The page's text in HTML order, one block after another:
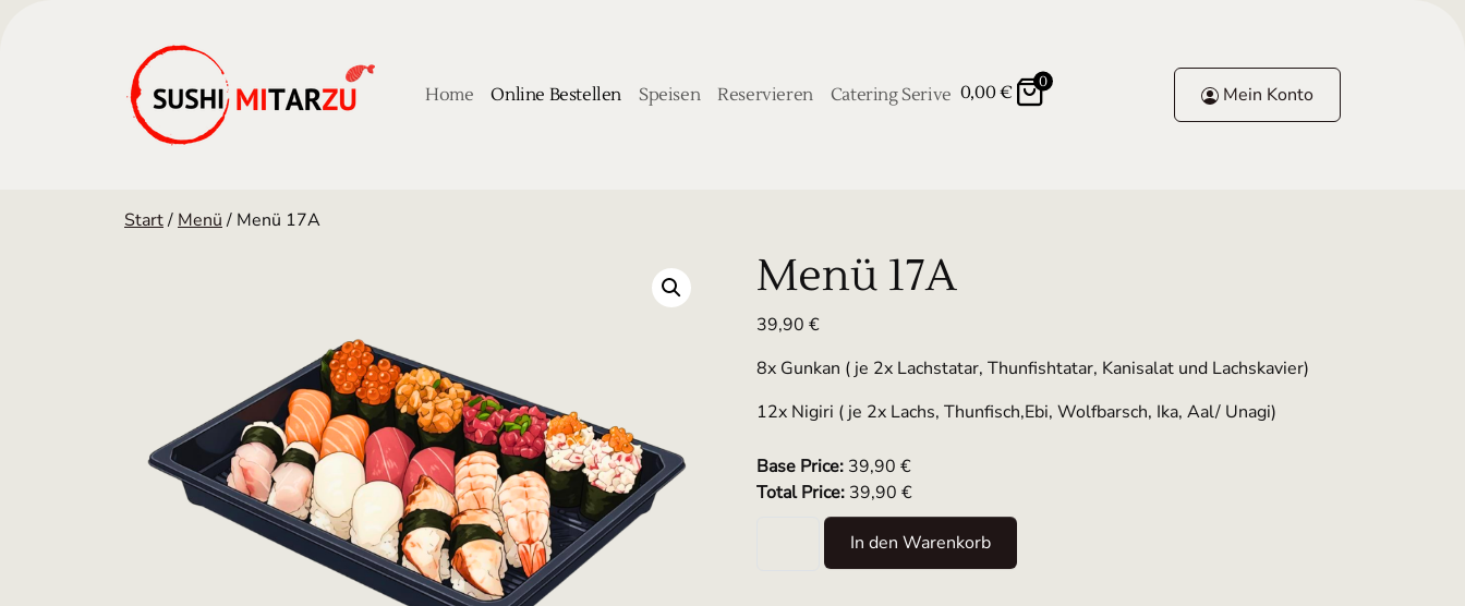
Home Online Bestellen Speisen Reservieren Catering Serive 0,00€ 0
Mein Konto
Start/ Menü/ Menü 17A
Menü 17A
39,90€
8x Gunkan ( je 2x Lachstatar, Thunfishtatar, Kanisalat und Lachskavier)
12x Nigiri ( je 2x Lachs, Thunfisch,Ebi, Wolfbarsch, Ika, Aal/ Unagi)
Base Price: 39,90 €
Total Price: 39,90 €
Menü 17A Menge
In den Warenkorb